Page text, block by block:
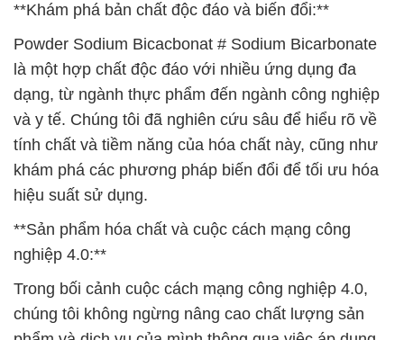
**Khám phá bản chất độc đáo và biến đổi:**
Powder Sodium Bicacbonat # Sodium Bicarbonate
là một hợp chất độc đáo với nhiều ứng dụng đa
dạng, từ ngành thực phẩm đến ngành công nghiệp
và y tế. Chúng tôi đã nghiên cứu sâu để hiểu rõ về
tính chất và tiềm năng của hóa chất này, cũng như
khám phá các phương pháp biến đổi để tối ưu hóa
hiệu suất sử dụng.
**Sản phẩm hóa chất và cuộc cách mạng công
nghiệp 4.0:**
Trong bối cảnh cuộc cách mạng công nghiệp 4.0,
chúng tôi không ngừng nâng cao chất lượng sản